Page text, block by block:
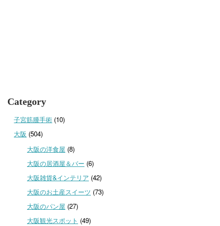
Category
子宮筋腫手術 (10)
大阪 (504)
大阪の洋食屋 (8)
大阪の居酒屋＆バー (6)
大阪雑貨&インテリア (42)
大阪のお土産スイーツ (73)
大阪のパン屋 (27)
大阪観光スポット (49)